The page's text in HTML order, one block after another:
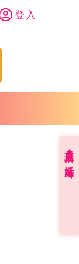
登入
直播✦活動